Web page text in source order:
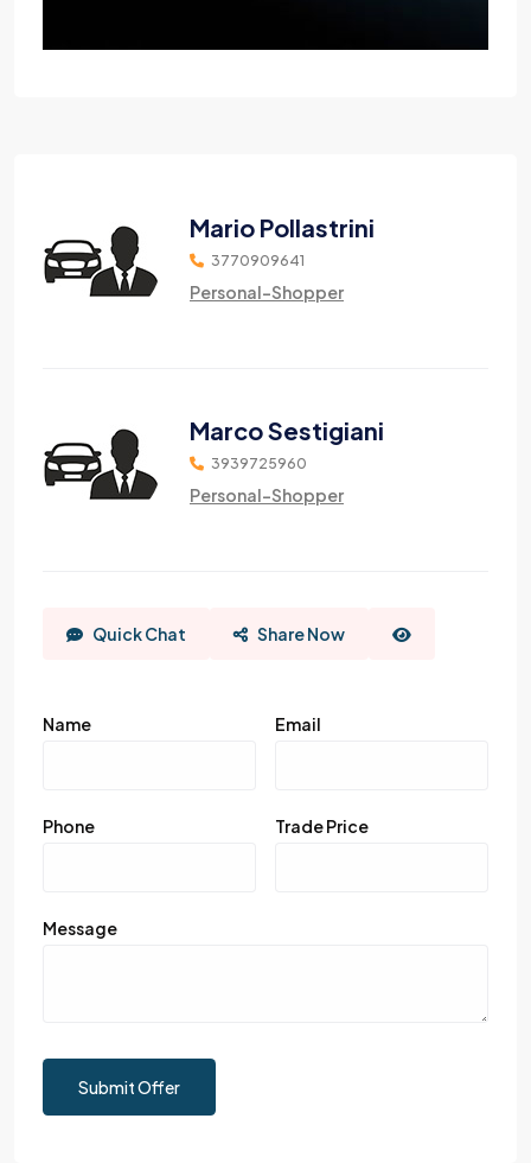
Mario Pollastrini
3770909641
Personal-Shopper
Marco Sestigiani
3939725960
Personal-Shopper
Quick Chat Share Now
Name Email
Phone Trade Price
Message
Submit Offer